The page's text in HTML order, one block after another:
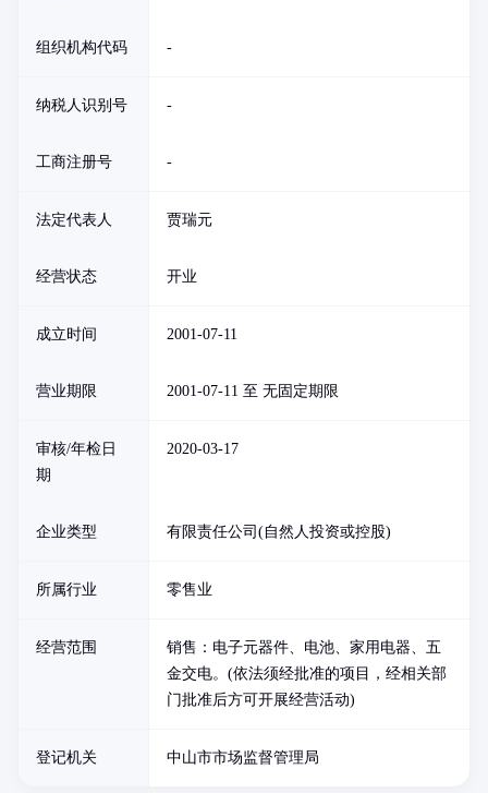
组织机构代码 -
纳税人识别号 -
工商注册号 -
法定代表人 贾瑞元
经营状态 开业
成立时间 2001-07-11
营业期限 2001-07-11 至 无固定期限
审核/年检日
期
2020-03-17
企业类型 有限责任公司(自然人投资或控股)
所属行业 零售业
经营范围
销售：电子元器件、电池、家用电器、五
金交电。(依法须经批准的项目，经相关部
门批准后方可开展经营活动)
登记机关 中山市市场监督管理局